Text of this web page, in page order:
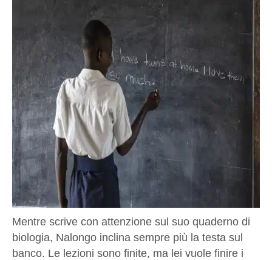
Mentre scrive con attenzione sul suo quaderno di
biologia, Nalongo inclina sempre più la testa sul
banco. Le lezioni sono finite, ma lei vuole finire i